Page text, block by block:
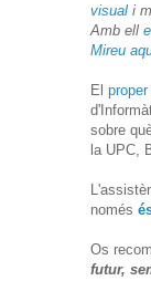
visual i
Amb ell
Mireu
El proper
sobre
la UPC,
només
Os
futur,